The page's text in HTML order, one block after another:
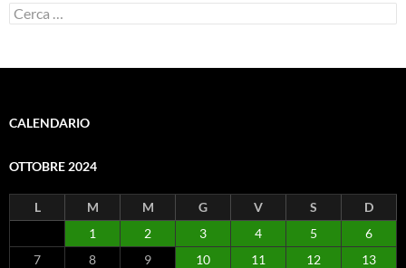
Ricerca
per:
CALENDARIO
OTTOBRE 2024
L M M G V S
D
1
2 3 4 5
6
7
8 9 10 11 12
13